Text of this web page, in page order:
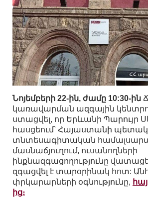
Նոյեմբերի 22-ին, ժամը 10:30-ին
կառավարման ազգային
ստացվել, որ Երևանի Պարույր
հասցեում՝ Հայաստանի
տնտեսագիտական
մասնաճյուղում, ուսանողների
ինքնազգացողությունը վատացել
զգացվել է տարօրինակ հոտ:
փրկարարների օգնությունը,
ից։